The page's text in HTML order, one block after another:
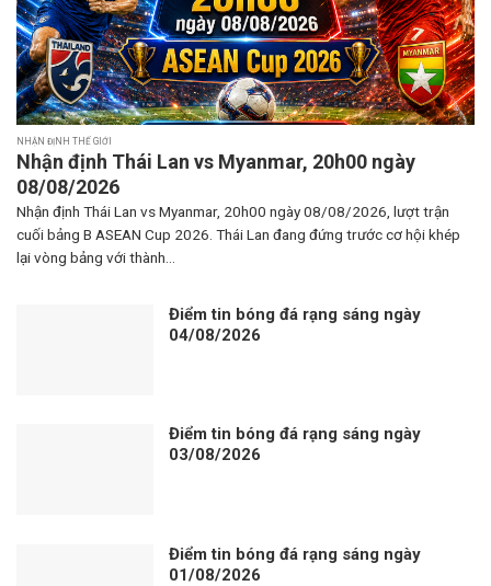
NHẬN ĐỊNH THẾ GIỚI
Nhận định Thái Lan vs Myanmar, 20h00 ngày
08/08/2026
Nhận định Thái Lan vs Myanmar, 20h00 ngày 08/08/2026, lượt trận
cuối bảng B ASEAN Cup 2026. Thái Lan đang đứng trước cơ hội khép
lại vòng bảng với thành...
Điểm tin bóng đá rạng sáng ngày
04/08/2026
Điểm tin bóng đá rạng sáng ngày
03/08/2026
Điểm tin bóng đá rạng sáng ngày
01/08/2026